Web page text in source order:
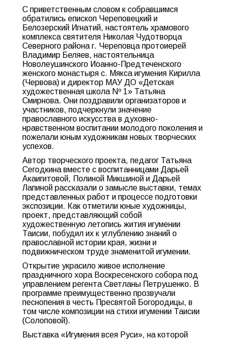
С приветственным словом к собравшимся
обратились епископ Череповецкий и
Белозерский Игнатий, настоятель храмового
комплекса святителя Николая Чудотворца
Северного района г. Череповца протоиерей
Владимир Беляев, настоятельница
Новолеушинского Иоанно-Предтеченского
женского монастыря с. Мякса игумения Кирилла
(Червова) и директор МАУ ДО «Детская
художественная школа Nº 1» Татьяна
Смирнова. Они поздравили организаторов и
участников, подчеркнули значение
православного искусства в духовно-
нравственном воспитании молодого поколения и
пожелали юным художникам новых творческих
успехов.
Автор творческого проекта, педагог Татьяна
Сегодкина вместе с воспитанницами Дарьей
Акаигитовой, Полиной Микшиной и Дарьей
Лапиной рассказали о замысле выставки, темах
представленных работ и процессе подготовки
экспозиции. Как отметили юные художницы,
проект, представляющий собой
художественную летопись жития игумении
Таисии, побудил их к углублению знаний о
православной истории края, жизни и
подвижническом труде знаменитой игумении.
Открытие украсило живое исполнение
праздничного хора Воскресенского собора под
управлением регента Светланы Петрушенко. В
программе преимущественно прозвучали
песнопения в честь Пресвятой Богородицы, в
том числе композиции на стихи игумении Таисии
(Солоповой).
Выставка «Игумения всея Руси», на которой